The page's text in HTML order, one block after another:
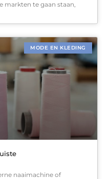
markten te gaan staan,
MODE EN KLEDING
naaimachine of